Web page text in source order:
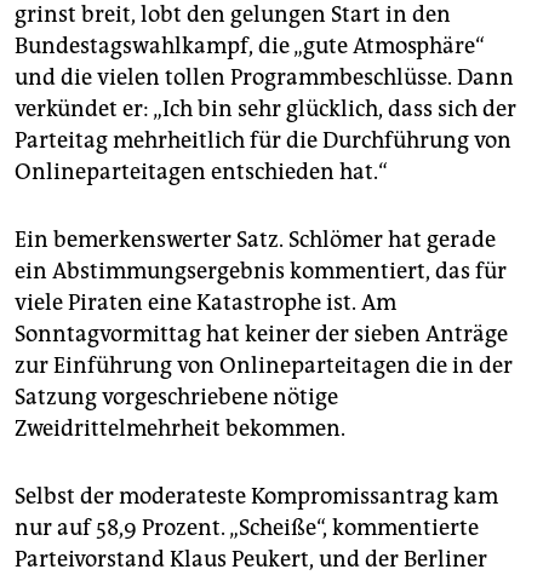
genossenschaft
epaper login
grinst breit, lobt den gelungen Start in den
Bundestagswahlkampf, die „gute Atmosphäre“
und die vielen tollen Programmbeschlüsse. Dann
verkündet er: „Ich bin sehr glücklich, dass sich der
Parteitag mehrheitlich für die Durchführung von
Onlineparteitagen entschieden hat.“
Ein bemerkenswerter Satz. Schlömer hat gerade
ein Abstimmungsergebnis kommentiert, das für
viele Piraten eine Katastrophe ist. Am
Sonntagvormittag hat keiner der sieben Anträge
zur Einführung von Onlineparteitagen die in der
Satzung vorgeschriebene nötige
Zweidrittelmehrheit bekommen.
Selbst der moderateste Kompromissantrag kam
nur auf 58,9 Prozent. „Scheiße“, kommentierte
Parteivorstand Klaus Peukert, und der Berliner